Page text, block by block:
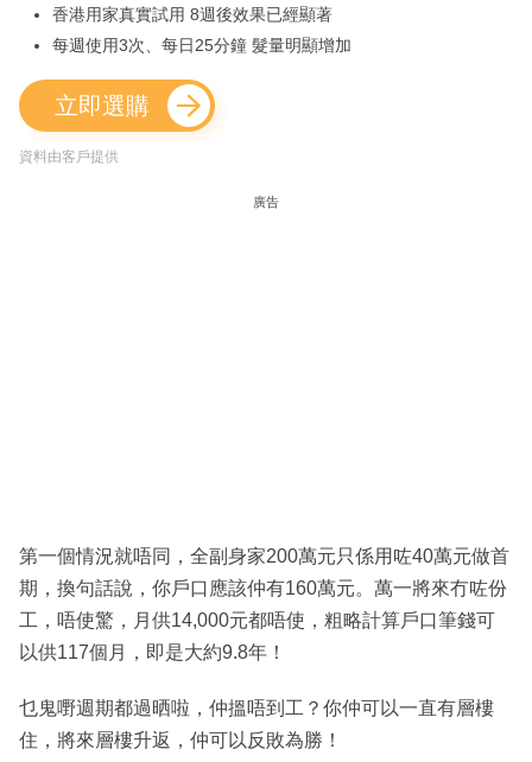
香港用家真實試用 8週後效果已經顯著
每週使用3次、每日25分鐘 髮量明顯增加
立即選購
資料由客戶提供
廣告
第一個情況就唔同，全副身家200萬元只係用咗40萬元做首
期，換句話說，你戶口應該仲有160萬元。萬一將來冇咗份
工，唔使驚，月供14,000元都唔使，粗略計算戶口筆錢可
以供117個月，即是大約9.8年！
乜鬼嘢週期都過晒啦，仲搵唔到工？你仲可以一直有層樓
住，將來層樓升返，仲可以反敗為勝！